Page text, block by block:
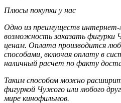
Плюсы покупки у нас
Одно из преимуществ интернет-
возможность заказать
ценам. Оплата производится
способами, включая оплату в
наличный расчет по факту
Таким способом можно
фигуркой Чужого или любого
мире кинофильмов.